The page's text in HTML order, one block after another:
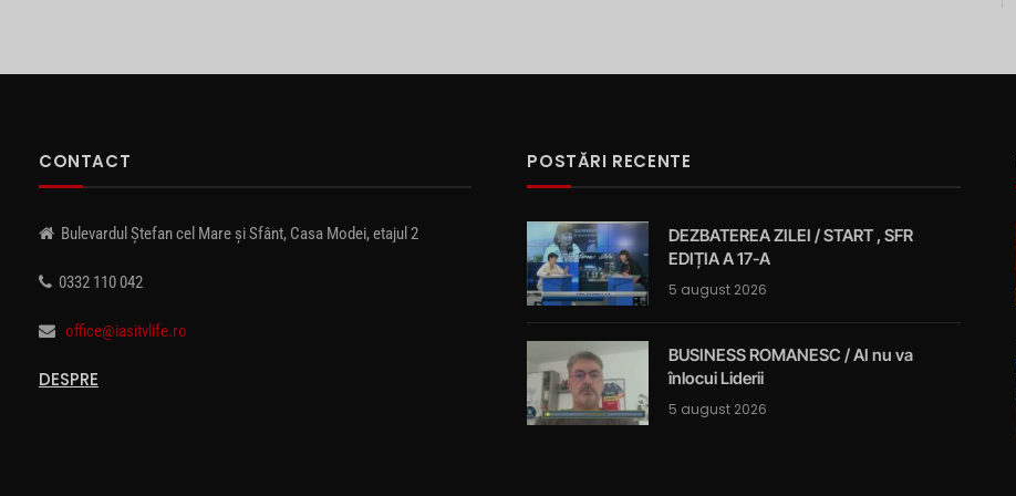
CONTACT
Bulevardul Ștefan cel Mare și Sfânt, Casa Modei, etajul 2
0332 110 042
office@iasitvlife.ro
DESPRE
POSTĂRI RECENTE
DEZBATEREA ZILEI / START , SFR
EDIȚIA A 17-A
5 august 2026
BUSINESS ROMANESC / AI nu va
înlocui Liderii
5 august 2026